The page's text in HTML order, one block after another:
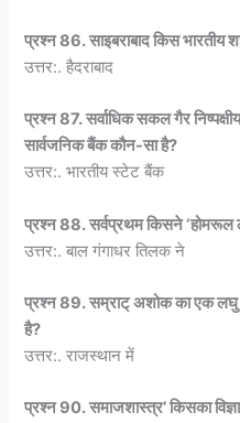
प्रश्न 86. साइबराबाद किस भारतीय
उत्तर:. हैदराबाद
प्रश्न 87. सर्वाधिक सकल गैर
सार्वजनिक बैंक कौन-सा है?
उत्तर:. भारतीय स्टेट बैंक
प्रश्न 88. सर्वप्रथम किसने ‘होमरूल
उत्तर:. बाल गंगाधर तिलक ने
प्रश्न 89. सम्राट् अशोक का एक लघु
है?
उत्तर:. राजस्थान में
प्रश्न 90. समाजशास्त्र’ किसका